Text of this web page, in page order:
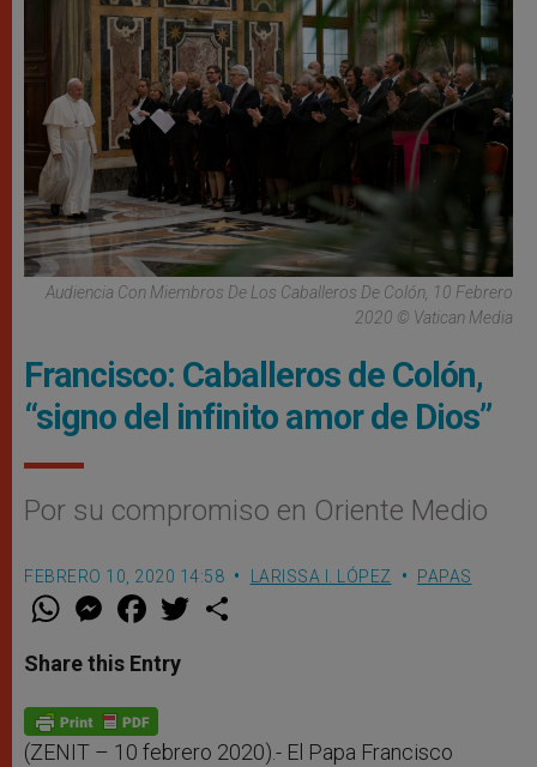
Audiencia Con Miembros De Los Caballeros De Colón, 10 Febrero
2020 © Vatican Media
Francisco: Caballeros de Colón,
“signo del infinito amor de Dios”
Por su compromiso en Oriente Medio
FEBRERO 10, 2020 14:58 LARISSA I. LÓPEZ PAPAS
W
t
s
p
p
M
e
s
e
g
e
F
a
e
b
o
k
w
Share this Entry
(ZENIT – 10 febrero 2020).- El Papa Francisco